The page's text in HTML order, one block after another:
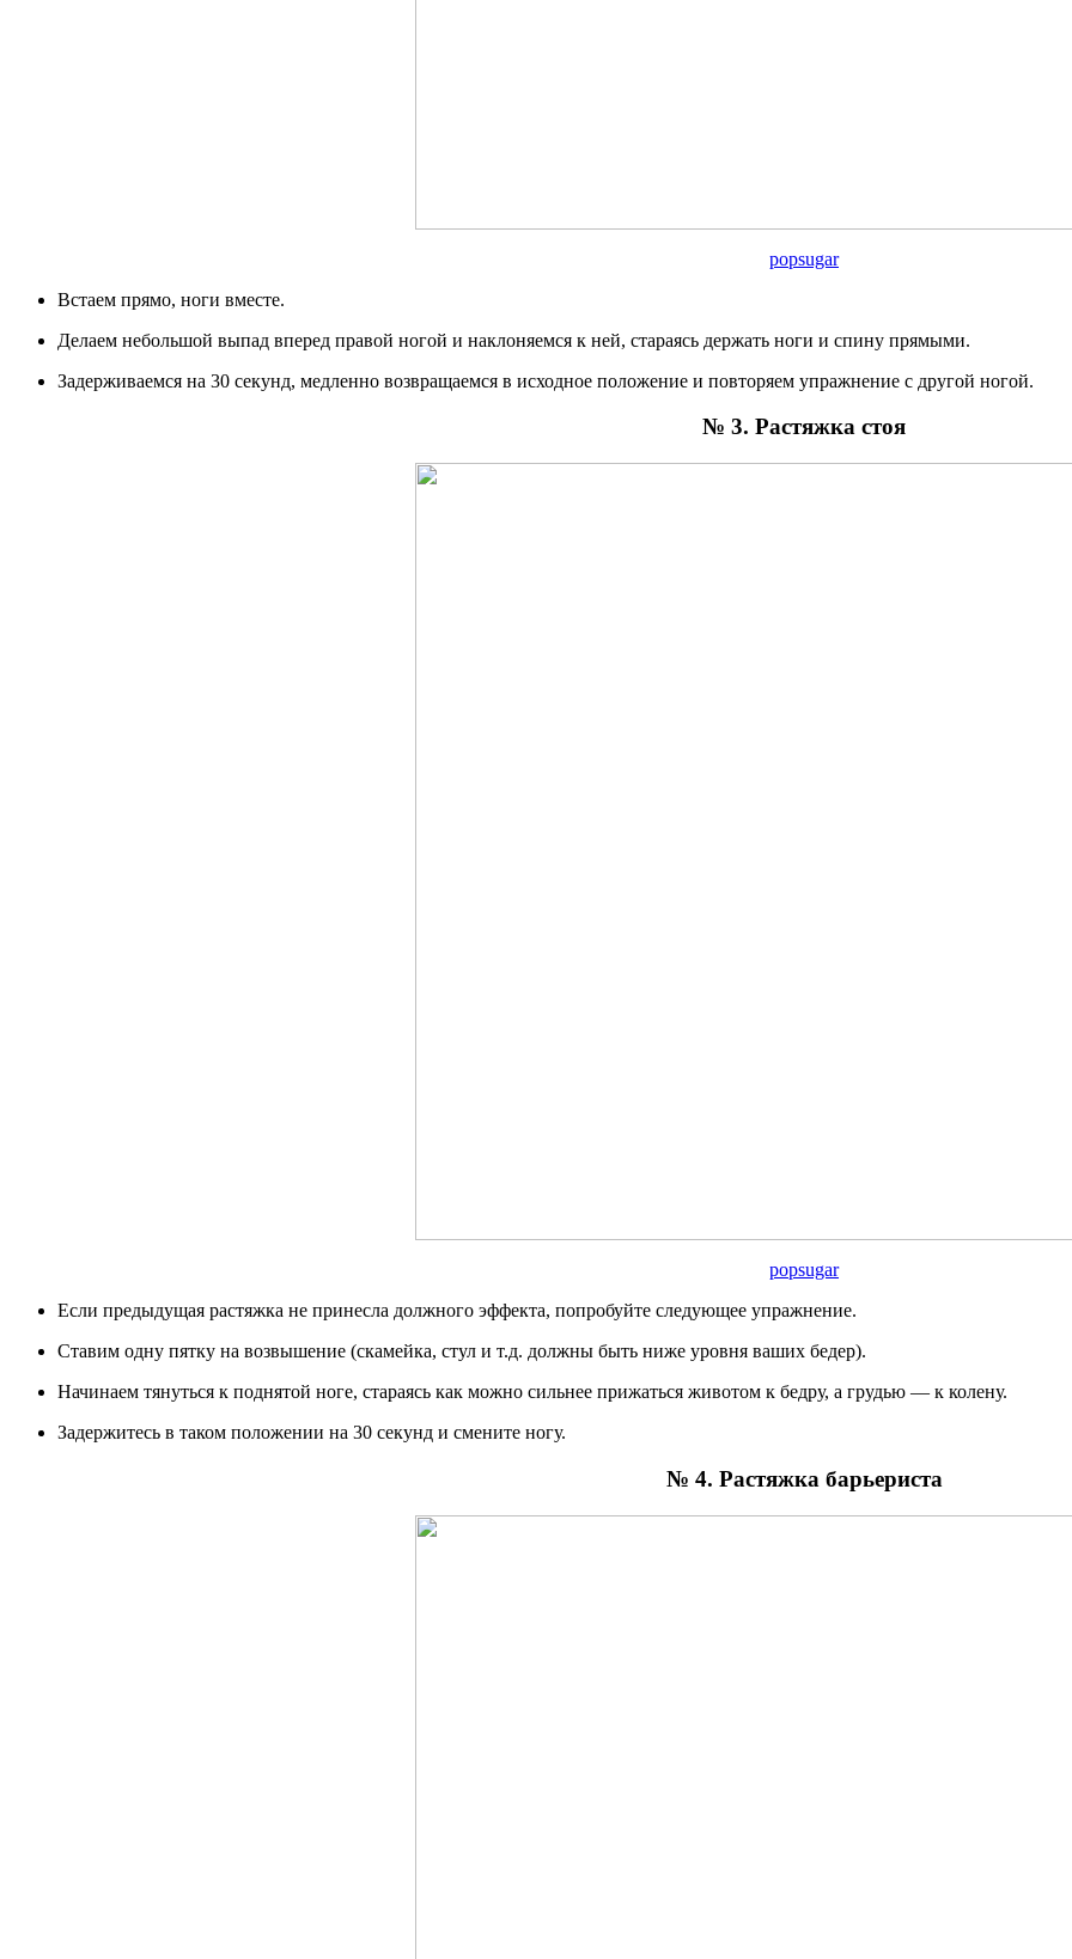
popsugar
Встаем прямо, ноги вместе.
Делаем небольшой выпад вперед правой ногой и наклоняемся к ней, стараясь держать ноги и спину прямыми.
Задерживаемся на 30 секунд, медленно возвращаемся в исходное положение и повторяем упражнение с другой ногой.
№ 3. Растяжка стоя
popsugar
Если предыдущая растяжка не принесла должного эффекта, попробуйте следующее упражнение.
Ставим одну пятку на возвышение (скамейка, стул и т.д. должны быть ниже уровня ваших бедер).
Начинаем тянуться к поднятой ноге, стараясь как можно сильнее прижаться животом к бедру, а грудью — к колену.
Задержитесь в таком положении на 30 секунд и смените ногу.
№ 4. Растяжка барьериста